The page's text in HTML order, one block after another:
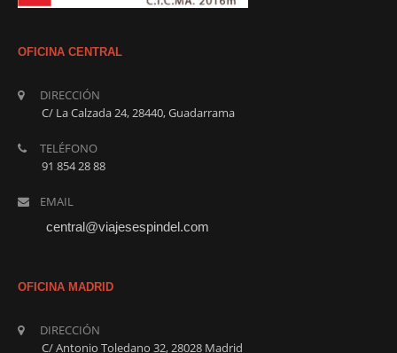
PARÍS DESDE EL
SENA
OFICINA CENTRAL
DIRECCIÓN
C/ La Calzada 24, 28440, Guadarrama
TELÉFONO
91 854 28 88
EMAIL
central@viajesespindel.com
OFICINA MADRID
DIRECCIÓN
C/ Antonio Toledano 32, 28028 Madrid